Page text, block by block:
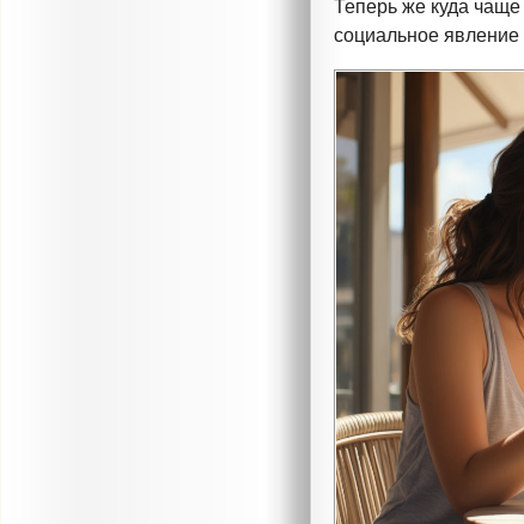
Теперь же куда чаще
социальное